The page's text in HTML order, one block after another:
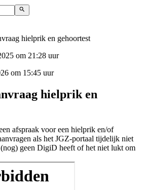
hielprik en gehoortest
om 21:28 uur
om 15:45 uur
hielprik en
afspraak voor een hielprik en/of
als het JGZ-portaal tijdelijk niet
geen DigiD heeft of het niet lukt om